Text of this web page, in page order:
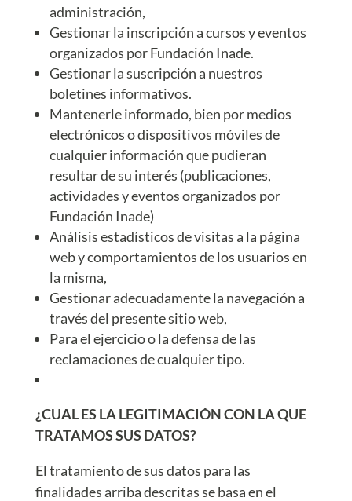
administración,
Gestionar la inscripción a cursos y eventos
organizados por Fundación Inade.
Gestionar la suscripción a nuestros
boletines informativos.
Mantenerle informado, bien por medios
electrónicos o dispositivos móviles de
cualquier información que pudieran
resultar de su interés (publicaciones,
actividades y eventos organizados por
Fundación Inade)
Análisis estadísticos de visitas a la página
web y comportamientos de los usuarios en
la misma,
Gestionar adecuadamente la navegación a
través del presente sitio web,
Para el ejercicio o la defensa de las
reclamaciones de cualquier tipo.
¿CUAL ES LA LEGITIMACIÓN CON LA QUE
TRATAMOS SUS DATOS?
El tratamiento de sus datos para las
finalidades arriba descritas se basa en el